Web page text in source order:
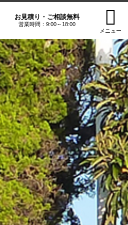
お見積り・ご相談無料
営業時間：9:00～18:00
メニュー